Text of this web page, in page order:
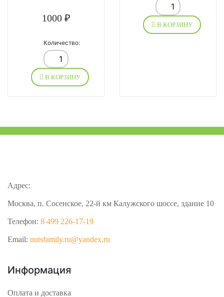
1000 ₽
Количество:
В КОРЗИНУ
В КОРЗИНУ
Адрес:
Москва, п. Сосенское, 22-й км Калужского шоссе, здание 10
Телефон: 8 499 226-17-19
Email: nutsfamily.ru@yandex.ru
Информация
Оплата и доставка